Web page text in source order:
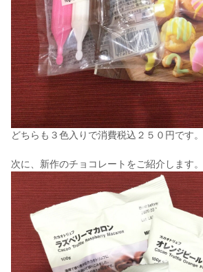
どちらも３色入りで消費税込２５０円です。
次に、新作のチョコレートをご紹介します。